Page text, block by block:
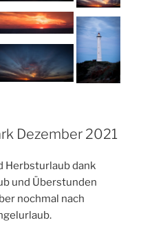
Dezember 2021
Herbsturlaub dank
und Überstunden
nochmal nach